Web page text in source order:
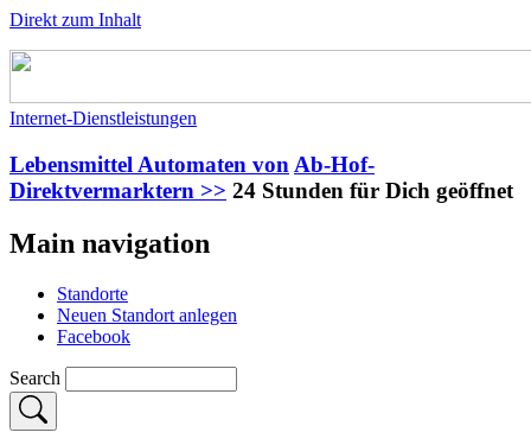
Direkt zum Inhalt
Internet-Dienstleistungen
Lebensmittel Automaten von Ab-Hof-
Direktvermarktern >> 24 Stunden für Dich geöffnet
Main navigation
Standorte
Neuen Standort anlegen
Facebook
Search